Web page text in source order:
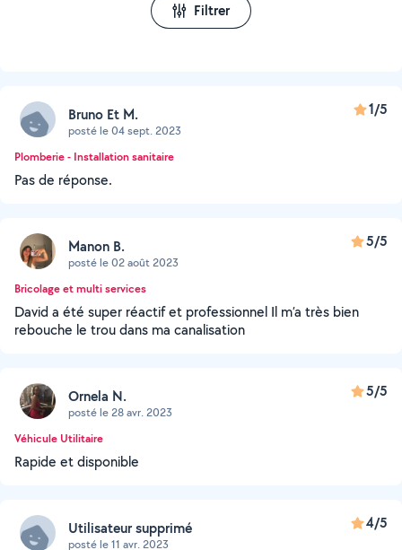
Filtrer
Bruno Et M.
posté le 04 sept. 2023
1/5
Plomberie - Installation sanitaire
Pas de réponse.
Manon B.
posté le 02 août 2023
5/5
Bricolage et multi services
David a été super réactif et professionnel Il m’a très bien
rebouche le trou dans ma canalisation
Ornela N.
posté le 28 avr. 2023
5/5
Véhicule Utilitaire
Rapide et disponible
Utilisateur supprimé
posté le 11 avr. 2023
4/5